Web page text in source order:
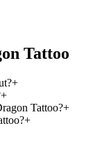
Tattoo
+
+
Tattoo?+
+